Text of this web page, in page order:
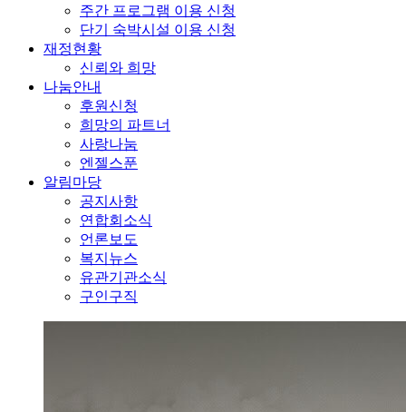
주간 프로그램 이용 신청
단기 숙박시설 이용 신청
재정현황
신뢰와 희망
나눔안내
후원신청
희망의 파트너
사랑나눔
엔젤스푼
알림마당
공지사항
연합회소식
언론보도
복지뉴스
유관기관소식
구인구직